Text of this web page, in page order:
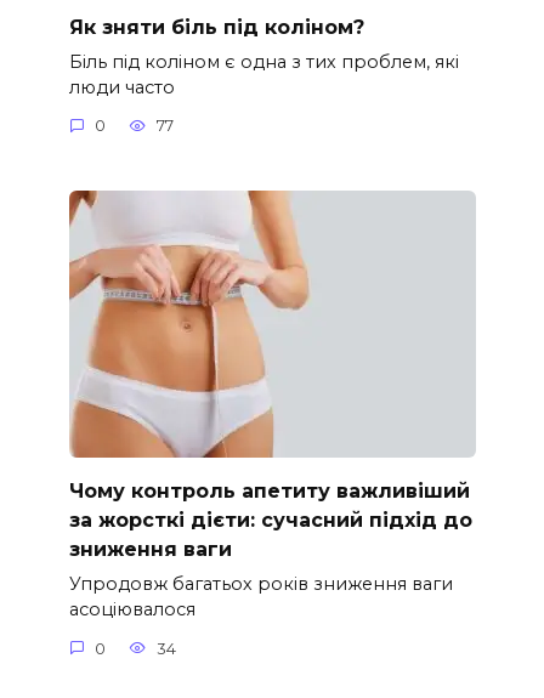
Як зняти біль під коліном?
Біль під коліном є одна з тих проблем, які
люди часто
0 77
Чому контроль апетиту важливіший
за жорсткі дієти: сучасний підхід до
зниження ваги
Упродовж багатьох років зниження ваги
асоціювалося
0 34